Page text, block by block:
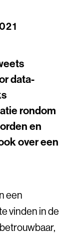
data-
rondom
en
over een
een
vinden in de